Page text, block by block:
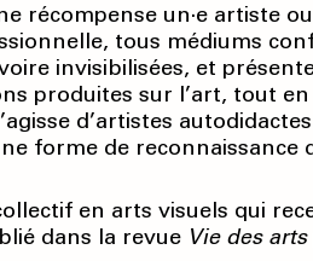
récompense un·e artiste
tous médiums
invisibilisées, et
produites sur l’art, tout
d’artistes
forme de reconnaissance
en arts visuels qui
dans la revue Vie des arts